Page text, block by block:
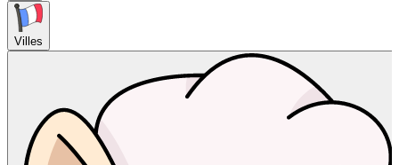
Villes